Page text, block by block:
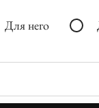
Для него